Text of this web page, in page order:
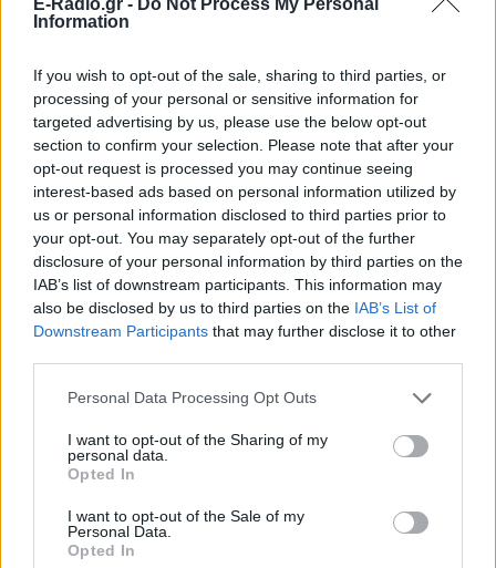
Information
If you wish to opt-out of the sale, sharing to third parties, or
processing of your personal or sensitive information for
targeted advertising by us, please use the below opt-out
section to confirm your selection. Please note that after your
opt-out request is processed you may continue seeing
interest-based ads based on personal information utilized by
us or personal information disclosed to third parties prior to
your opt-out. You may separately opt-out of the further
disclosure of your personal information by third parties on the
IAB’s list of downstream participants. This information may
also be disclosed by us to third parties on the IAB’s List of
Downstream Participants that may further disclose it to other
Personal Data Processing Opt Outs
I want to opt-out of the Sharing of my
personal data.
Opted In
I want to opt-out of the Sale of my
Personal Data.
Opted In
ΔΕΙΤΕ ΕΠΙΣΗΣ
ΣΤΗΝ ΙΔΙΑ ΚΑΤΗΓΟΡΙΑ
«Θέλω τον μπαμπά μου»: Το
βίντεο της μεθυσμένης οδηγού
που σκότωσε νύφη ώρες μετά
τον γάμο της
τριπλάσιο του νόμιμου ορίου, έπεσε
Folly Beach - τώρα νέο υλικό από το
αστυνομικό τμήμα αποκαλύπτει τη
Τροχαίο στις Σέρρες: «Έχασα τη